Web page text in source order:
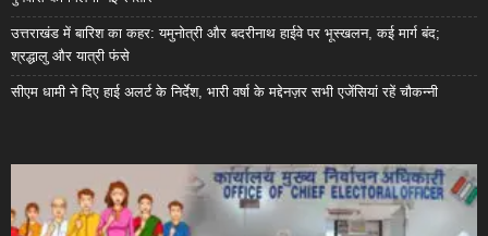
उत्तराखंड में बारिश का कहर: यमुनोत्री और बदरीनाथ हाईवे पर भूस्खलन, कई मार्ग बंद;
श्रद्धालु और यात्री फंसे
सीएम धामी ने दिए हाई अलर्ट के निर्देश, भारी वर्षा के मद्देनज़र सभी एजेंसियां रहें चौकन्नी